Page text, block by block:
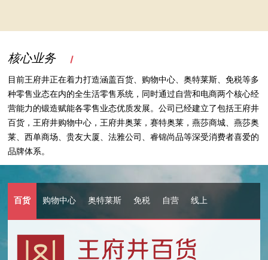
核心业务
目前王府井正在着力打造涵盖百货、购物中心、奥特莱斯、免税等多
种零售业态在内的全生活零售系统，同时通过自营和电商两个核心经
营能力的锻造赋能各零售业态优质发展。公司已经建立了包括王府井
百货，王府井购物中心，王府井奥莱，赛特奥莱，燕莎商城、燕莎奥
莱、西单商场、贵友大厦、法雅公司、睿锦尚品等深受消费者喜爱的
品牌体系。
百货 购物中心 奥特莱斯 免税 自营 线上